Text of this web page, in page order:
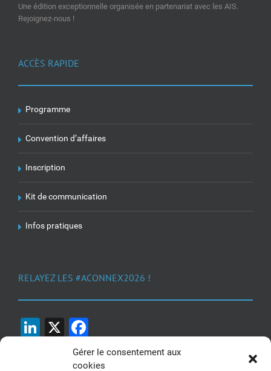
Gérer le consentement aux
cookies
Une édition exceptionnelle organisée en partenariat avec les AIS.
Rejoignez-nous !
ACCÈS RAPIDE
Programme
Convention d’affaires
Inscription
Kit de communication
Infos pratiques
RELAYEZ LES #ACONNEX2026 !
LinkedIn
X